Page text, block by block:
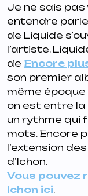
Je ne sais pas
entendre
de Liquide
l’artiste.
de Encore
son premier
même époque
on est entre
un rythme qui
mots. Encore
l’extension
d’Ichon.
Vous pouvez
Ichon ici.